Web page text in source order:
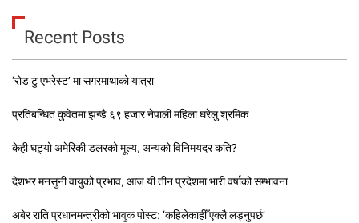
Recent Posts
‘रोड टु एभरेस्ट’ मा सगरमाथाको यात्रा
प्रतिबन्धित कुवेतमा झन्डै ६९ हजार नेपाली महिला घरेलु श्रमिक
केही घट्यो अमेरिकी डलरको मूल्य, अन्यको विनिमयदर कति?
देशभर मनसुनी वायुको प्रभाव, आज यी तीन प्रदेशमा भारी वर्षाको सम्भावना
अबेर राति प्रधानमन्त्रीको भावुक पोस्ट: ‘कहिलेकाहीँ एक्लै लड्नुपर्छ’